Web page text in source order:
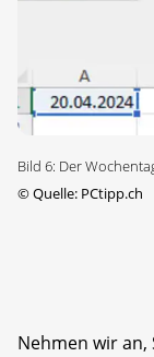
Bild 6: Der
©Quelle: PCtipp.ch
Nehmen wir